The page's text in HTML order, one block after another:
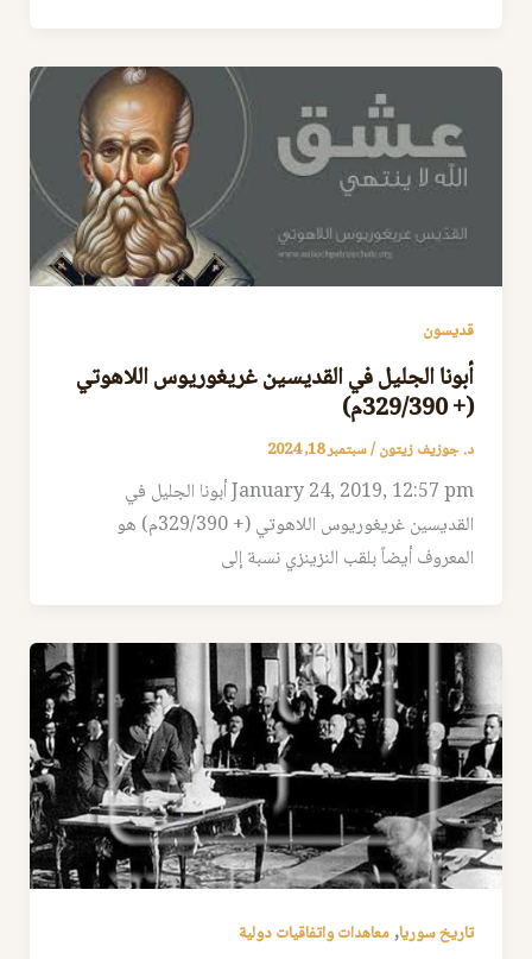
قديسون
أبونا الجليل في القديسين غريغوريوس اللاهوتي
(+ 329/390م)
د. جوزيف زيتون/سبتمبر 18, 2024
January 24, 2019, 12:57 pm أبونا الجليل في
القديسين غريغوريوس اللاهوتي (+ 329/390م) هو
المعروف أيضاً بلقب النزينزي نسبة إلى
تاريخ سوريا,معاهدات واتفاقيات دولية